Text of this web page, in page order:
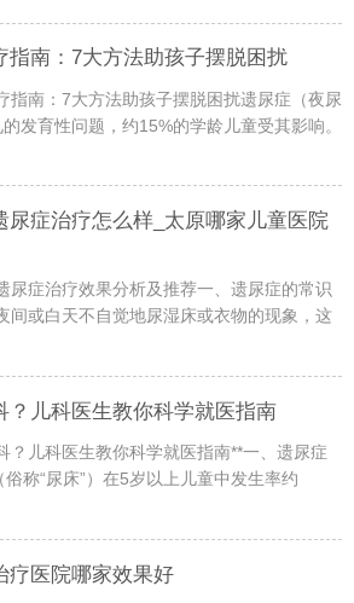
指南：7大方法助孩子摆脱困扰
指南：7大方法助孩子摆脱困扰遗尿症（夜尿
发育性问题，约15%的学龄儿童受其影响。
尿症治疗怎么样_太原哪家儿童医院
尿症治疗效果分析及推荐一、遗尿症的常识
间或白天不自觉地尿湿床或衣物的现象，这
？儿科医生教你科学就医指南
？儿科医生教你科学就医指南**一、遗尿症
称“尿床”）在5岁以上儿童中发生率约
疗医院哪家效果好